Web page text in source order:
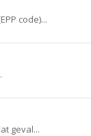
code)...
geval...